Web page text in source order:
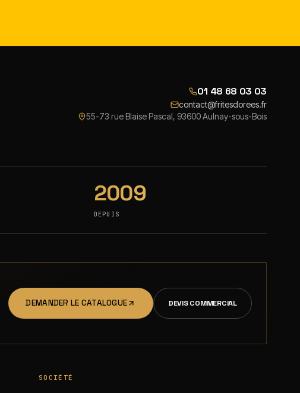
01 48 68 03 03
contact@fritesdorees.fr
55-73 rue Blaise Pascal, 93600 Aulnay-sous-Bois
2009
DEPUIS
DEMANDER LE CATALOGUE DEVIS COMMERCIAL
SOCIÉTÉ